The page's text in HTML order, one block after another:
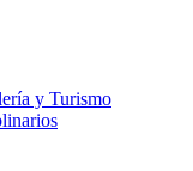
y Turismo